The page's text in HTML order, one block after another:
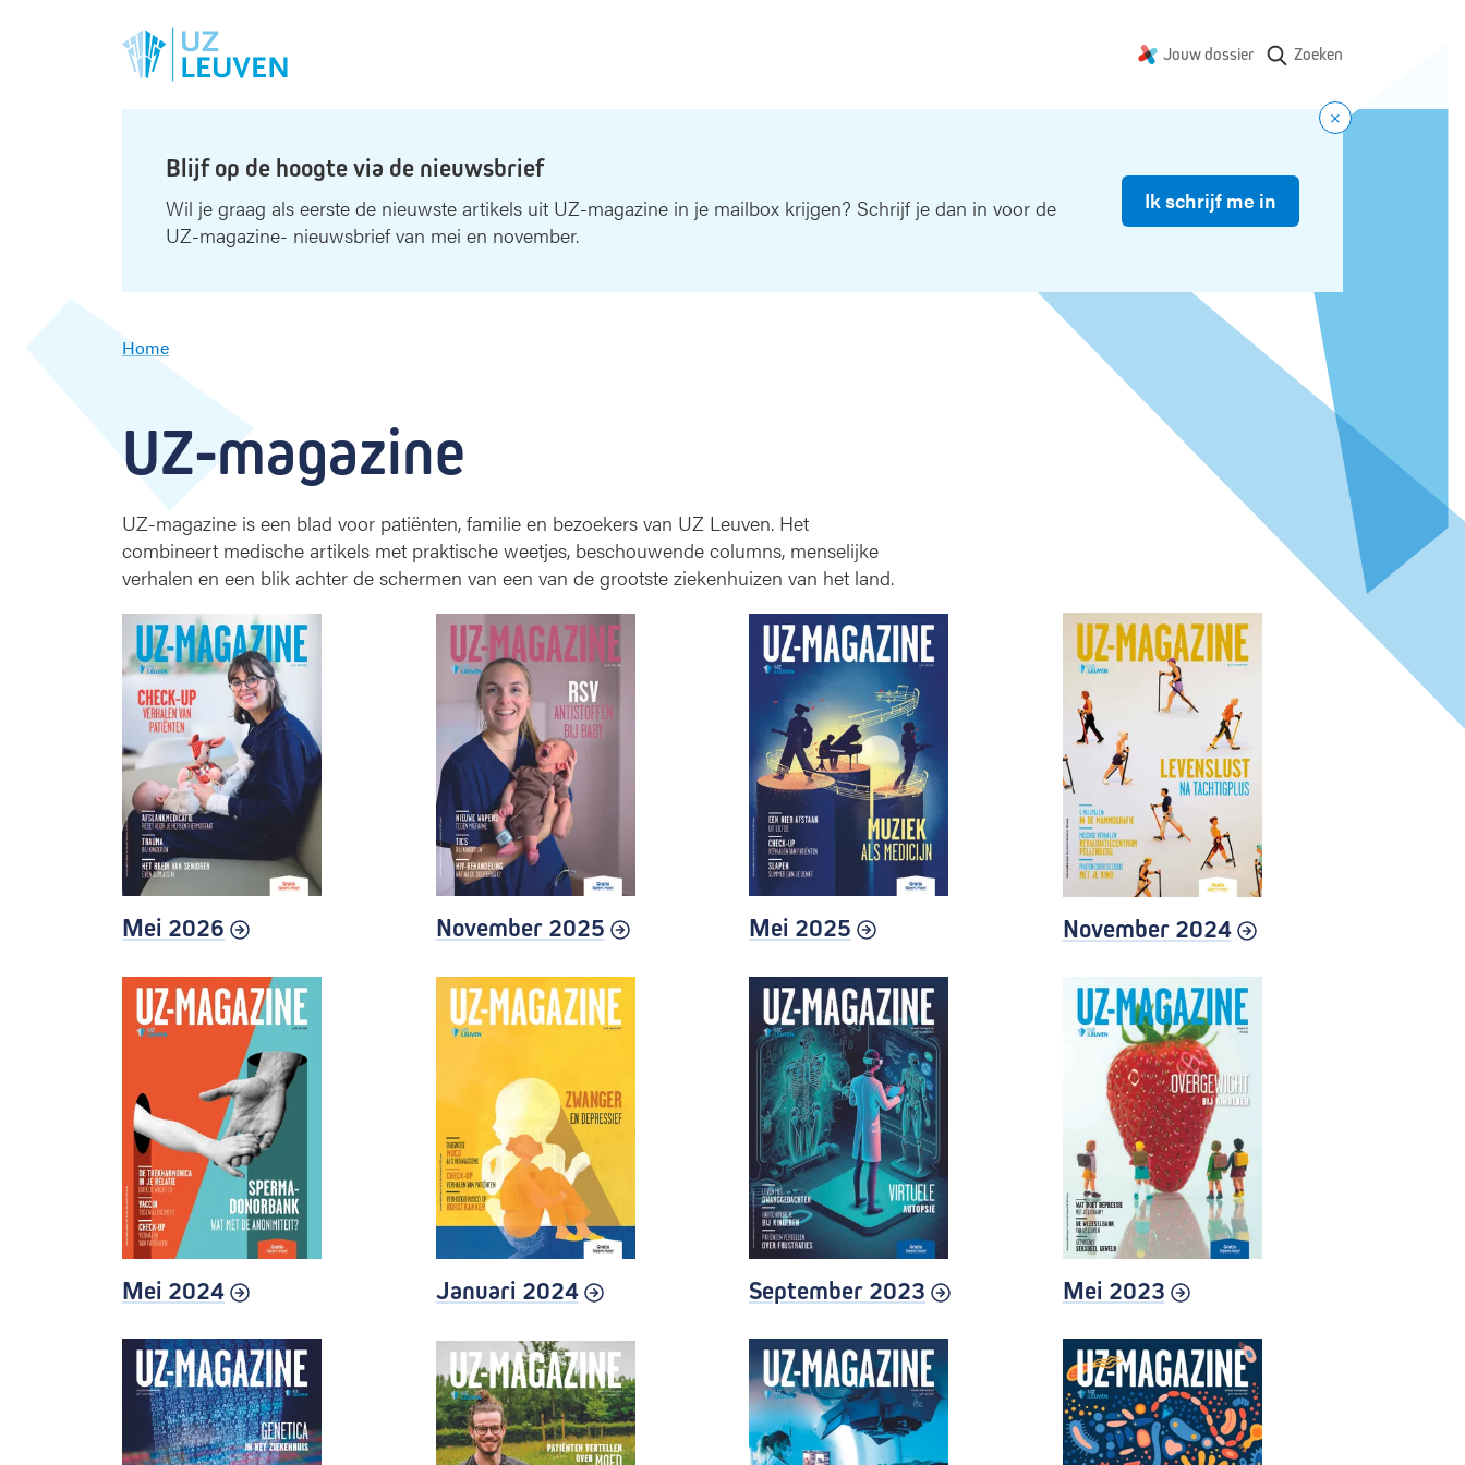
Jouw dossier Zoeken
Blijf op de hoogte via de nieuwsbrief
Wil je graag als eerste de nieuwste artikels uit UZ-magazine in je mailbox krijgen? Schrijf je dan in voor de
UZ-magazine- nieuwsbrief van mei en november.
Ik schrijf me in
Home
m
a
z
i
n
UZ-magazine
UZ-magazine is een blad voor patiënten, familie en bezoekers van UZ Leuven. Het
combineert medische artikels met praktische weetjes, beschouwende columns, menselijke
verhalen en een blik achter de schermen van een van de grootste ziekenhuizen van het land.
Mei 2026 November 2025 Mei 2025 November 2024
Mei 2024 Januari 2024 September 2023 Mei 2023